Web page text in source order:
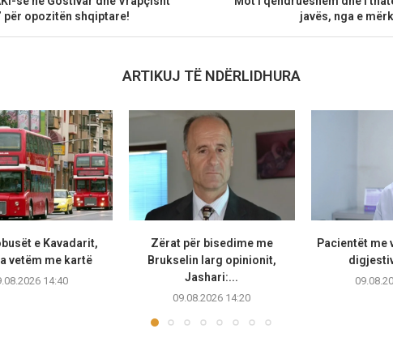
për opozitën shqiptare!
javës, nga e
ARTIKUJ TË NDËRLIDHURA
e Kavadarit,
vetëm me kartë
14:40
Zërat për bisedime me
Brukselin larg opinionit,
Jashari:...
09.08.2026 14:20
Pacientët me